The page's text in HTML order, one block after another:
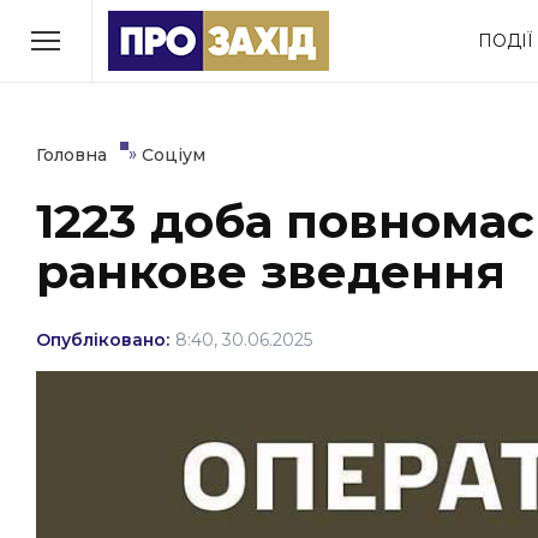
ПОДІЇ
РУБРИКИ
Економіка
Політика Соціум
Втрачений Ужгород
ЗАКАРПАТСЬКІ НОВИНИ
Головна » Соціум
1223 доба
ранкове зведення
Опубліковано: 8:40, 30.06.2025